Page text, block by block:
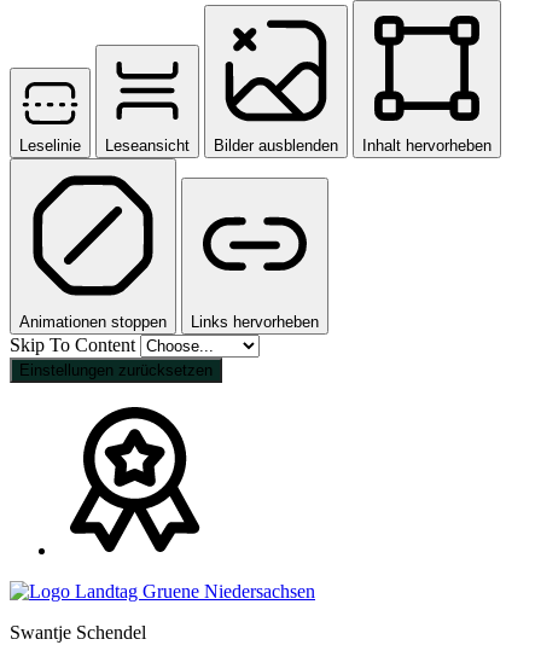
Leselinie Leseansicht Bilder ausblenden Inhalt hervorheben
Animationen stoppen Links hervorheben
Skip To Content
Einstellungen zurücksetzen
Swantje Schendel